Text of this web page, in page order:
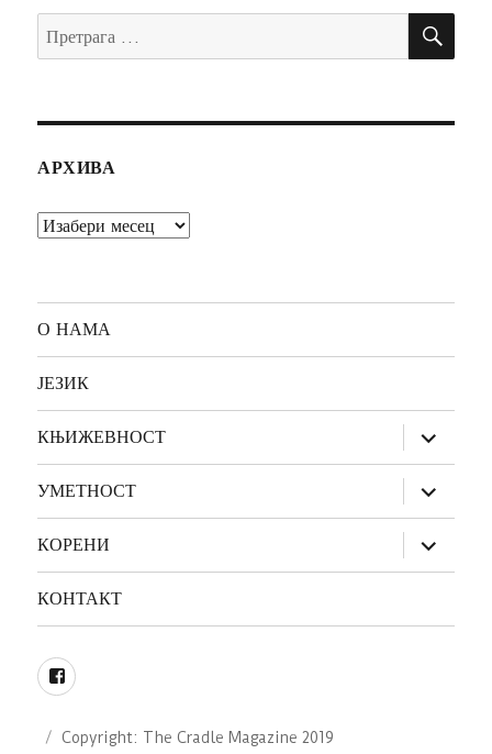
Претрага
за:
АРХИВА
Архива
О НАМА
ЈЕЗИК
КЊИЖЕВНОСТ
прошири
изборник
дете
УМЕТНОСТ
прошири
изборник
дете
КОРЕНИ
прошири
изборник
дете
КОНТАКТ
Facebook
Copyright: The Cradle Magazine 2019